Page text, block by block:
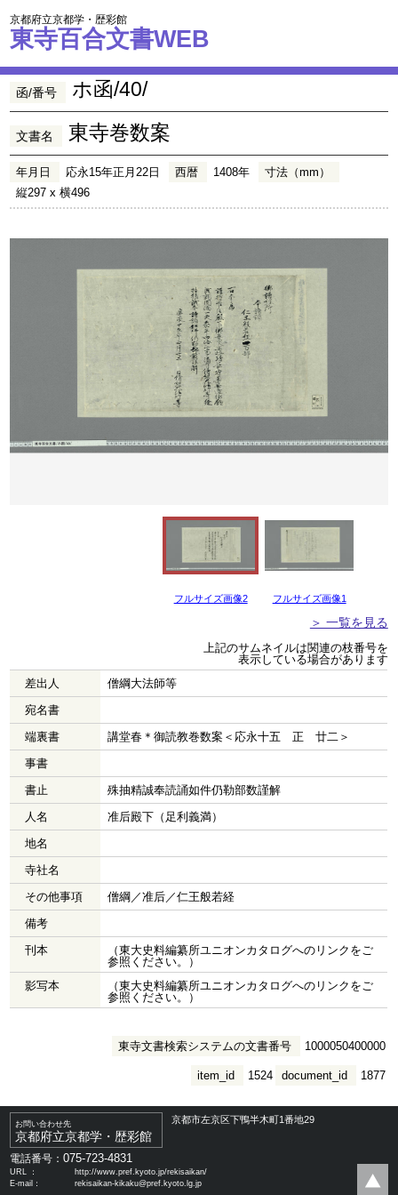
京都府立京都学・歴彩館
東寺百合文書WEB
函/番号 ホ函/40/
文書名 東寺巻数案
年月日 応永15年正月22日 西暦 1408年
寸法（mm）
縦297 x 横496
フルサイズ画像2 フルサイズ画像1
＞ 一覧を見る
上記のサムネイルは関連の枝番号を
表示している場合があります
差出人
僧綱大法師等
宛名書
端裏書
講堂春＊御読教巻数案＜応永十五 正 廿二＞
事書
書止
殊抽精誠奉読誦如件仍勒部数謹解
人名
准后殿下（足利義満）
地名
寺社名
その他事項
僧綱／准后／仁王般若経
備考
刊本
（東大史料編纂所ユニオンカタログへのリンクをご
参照ください。）
影写本
（東大史料編纂所ユニオンカタログへのリンクをご
参照ください。）
東寺文書検索システムの文書番号 1000050400000
document_id 1877
item_id 1524
お問い合わせ先
京都府立京都学・歴彩館
京都市左京区下鴨半木町1番地29
電話番号：075-723-4831
URL ：
http://www.pref.kyoto.jp/rekisaikan/
E-mail：
rekisaikan-kikaku@pref.kyoto.lg.jp